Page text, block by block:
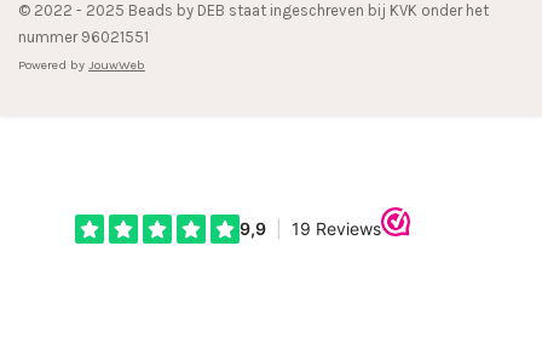
© 2022 - 2025 Beads by DEB staat ingeschreven bij KVK onder het
nummer 96021551
Powered by JouwWeb